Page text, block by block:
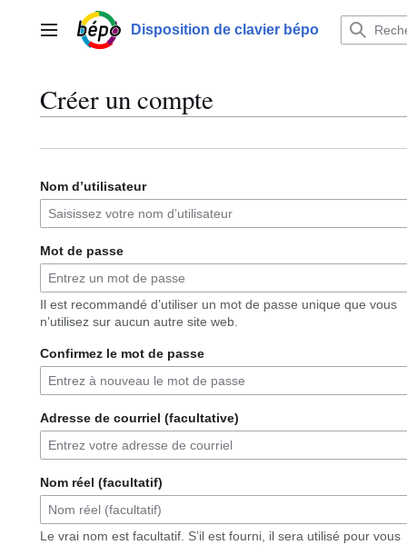
contenuMenu principalDisposition de clavier bépo
Créer un compte
Nom d’utilisateur
Mot de passe
Il est recommandé d’utiliser un mot de passe unique que vous
n’utilisez sur aucun autre site web.
Confirmez le mot de passe
Adresse de courriel (facultative)
Nom réel (facultatif)
Le vrai nom est facultatif. S’il est fourni, il sera utilisé pour vous